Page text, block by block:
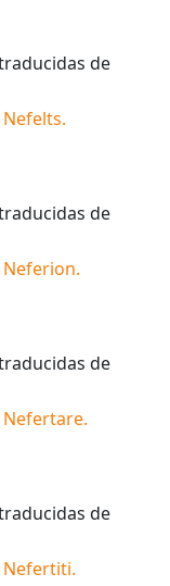
de
Nefelts.
de
Neferion.
de
Nefertare.
de
Nefertiti.